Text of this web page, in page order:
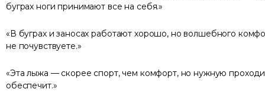
буграх ноги принимают все на себя.
В буграх и заносах работают хорошо, но волшебного
не почувствуете.
Эта лыжа — скорее спорт, чем комфорт, но нужную
обеспечит.